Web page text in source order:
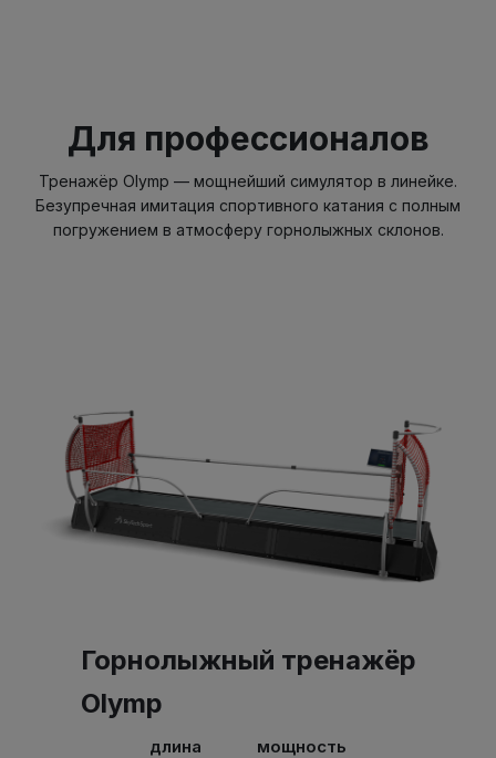
Для профессионалов
Тренажёр Olymp — мощнейший симулятор в линейке.
Безупречная имитация спортивного катания с полным
погружением в атмосферу горнолыжных склонов.
Горнолыжный тренажёр
Olymp
длина мощность